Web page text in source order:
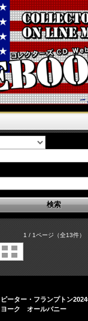
1 / 1ページ（全13件）
ピーター・フランプトン
ヨーク オールバニー